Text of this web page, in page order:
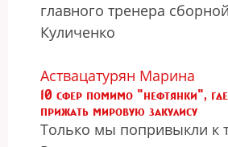
главного тренера
Куличенко
Аствацатурян Марина
10 сфер помимо "нефтянки",
прижать мировую закулису
Только мы попривыкли к